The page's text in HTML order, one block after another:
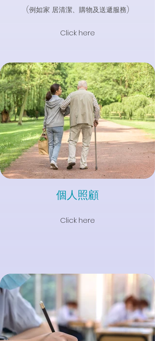
(例如:家 居清潔、購物及送遞服務)
Click here
個人照顧
Click here